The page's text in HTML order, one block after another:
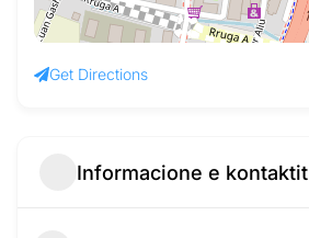
Get Directions
Informacione e kontaktit